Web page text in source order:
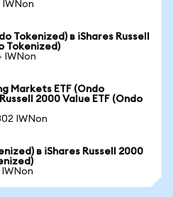
IWNon
Tokenized) в iShares Russell
Tokenized)
IWNon
Markets ETF (Ondo
2000 Value ETF (Ondo
IWNon
в iShares Russell 2000
IWNon